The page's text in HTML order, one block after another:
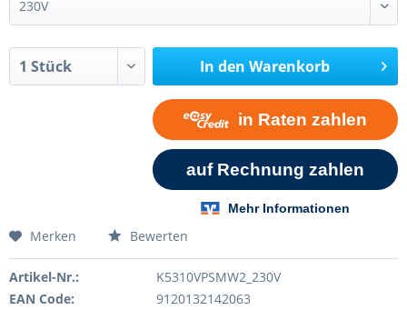
In den Warenkorb
Merken Bewerten
Artikel-Nr.:
K5310VPSMW2_230V
EAN Code:
9120132142063